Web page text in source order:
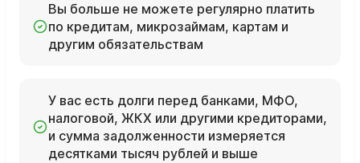
Вы больше не можете регулярно платить
по кредитам, микрозаймам, картам и
другим обязательствам
У вас есть долги перед банками, МФО,
налоговой, ЖКХ или другими кредиторами,
и сумма задолженности измеряется
десятками тысяч рублей и выше